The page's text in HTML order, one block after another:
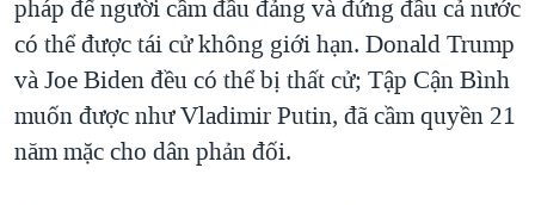
pháp để người cầm đầu đảng và đứng đầu cả nước
có thể được tái cử không giới hạn. Donald Trump
và Joe Biden đều có thể bị thất cử; Tập Cận Bình
muốn được như Vladimir Putin, đã cầm quyền 21
năm mặc cho dân phản đối.